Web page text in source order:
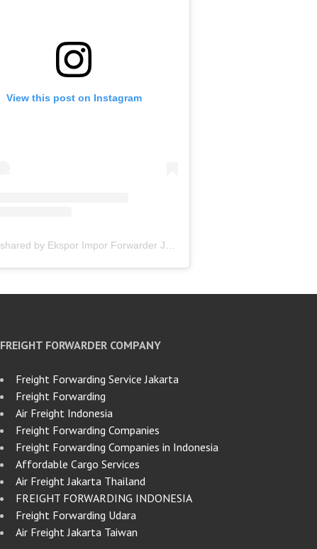
View this post on Instagram
FREIGHT FORWARDER COMPANY
Freight Forwarding Service Jakarta
Freight Forwarding
Air Freight Indonesia
Freight Forwarding Companies
Freight Forwarding Companies in Indonesia
Affordable Cargo Services
Air Freight Jakarta Thailand
FREIGHT FORWARDING INDONESIA
Freight Forwarding Udara
Air Freight Jakarta Taiwan